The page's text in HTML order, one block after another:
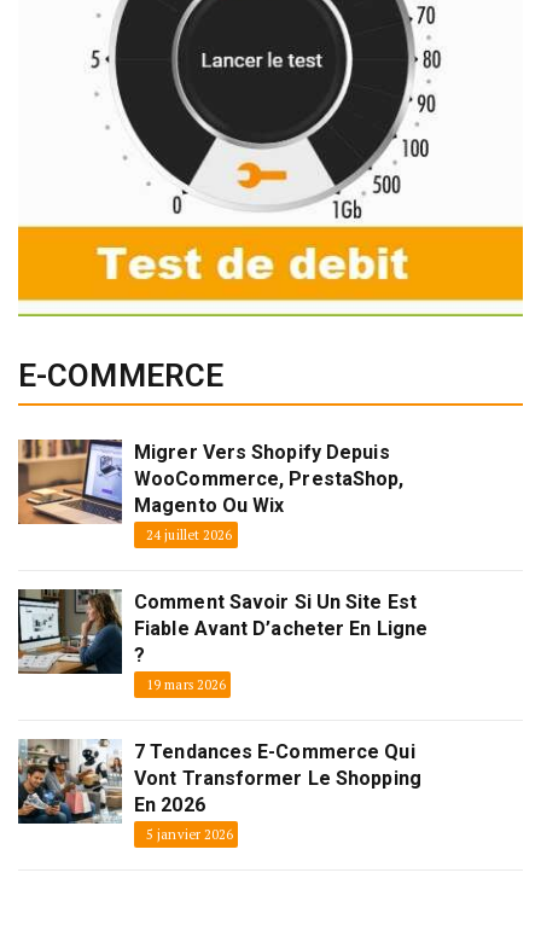
E-COMMERCE
Migrer Vers Shopify Depuis
WooCommerce, PrestaShop,
Magento Ou Wix
24 juillet 2026
Comment Savoir Si Un Site Est
Fiable Avant D’acheter En Ligne
?
19 mars 2026
7 Tendances E-Commerce Qui
Vont Transformer Le Shopping
En 2026
5 janvier 2026